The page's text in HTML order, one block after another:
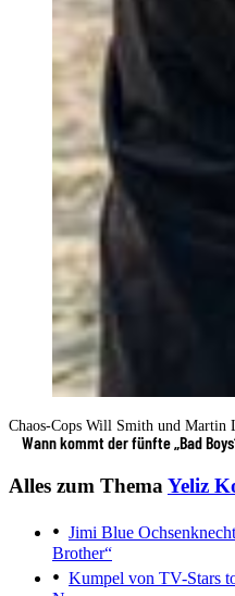
Chaos-Cops Will Smith und Martin
Wann kommt der fünfte „Bad
Alles zum Thema Yeliz
Jimi Blue Ochsenknecht
Brother“
Kumpel von TV-Stars